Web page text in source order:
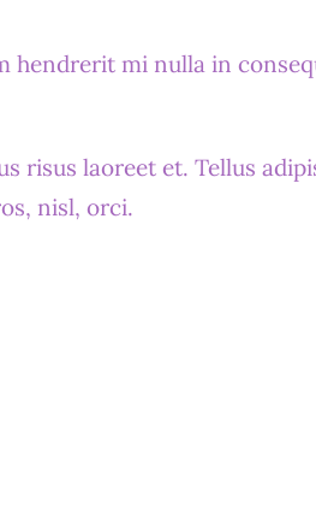
hendrerit mi nulla in
risus laoreet et. Tellus
nisl, orci.